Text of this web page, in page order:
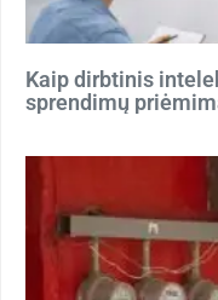
Kaip dirbtinis
sprendimų